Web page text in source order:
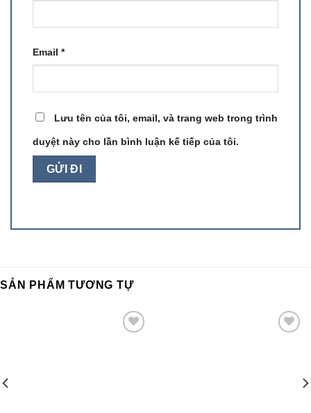
Email *
Lưu tên của tôi, email, và trang web trong trình
duyệt này cho lần bình luận kế tiếp của tôi.
SẢN PHẨM TƯƠNG TỰ